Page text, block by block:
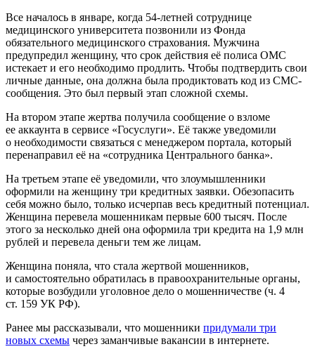
Все началось в январе, когда 54-летней сотруднице
медицинского университета позвонили из Фонда
обязательного медицинского страхования. Мужчина
предупредил женщину, что срок действия её полиса ОМС
истекает и его необходимо продлить. Чтобы подтвердить свои
личные данные, она должна была продиктовать код из СМС-
сообщения. Это был первый этап сложной схемы.
На втором этапе жертва получила сообщение о взломе
ее аккаунта в сервисе «Госуслуги». Её также уведомили
о необходимости связаться с менеджером портала, который
перенаправил её на «сотрудника Центрального банка».
На третьем этапе её уведомили, что злоумышленники
оформили на женщину три кредитных заявки. Обезопасить
себя можно было, только исчерпав весь кредитный потенциал.
Женщина перевела мошенникам первые 600 тысяч. После
этого за несколько дней она оформила три кредита на 1,9 млн
рублей и перевела деньги тем же лицам.
Женщина поняла, что стала жертвой мошенников,
и самостоятельно обратилась в правоохранительные органы,
которые возбудили уголовное дело о мошенничестве (ч. 4
ст. 159 УК РФ).
Ранее мы рассказывали, что мошенники придумали три
новых схемы через заманчивые вакансии в интернете.